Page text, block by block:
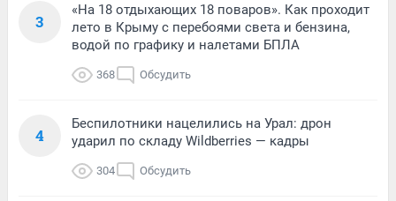
3
«На 18 отдыхающих 18 поваров». Как проходит
лето в Крыму с перебоями света и бензина,
водой по графику и налетами БПЛА
368 Обсудить
4
Беспилотники нацелились на Урал: дрон
ударил по складу Wildberries — кадры
304 Обсудить